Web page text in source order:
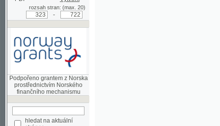
Podpořeno grantem z Norska
prostřednictvím Norského
hledat na aktuální
stránce
Pokročilé vyhledávání